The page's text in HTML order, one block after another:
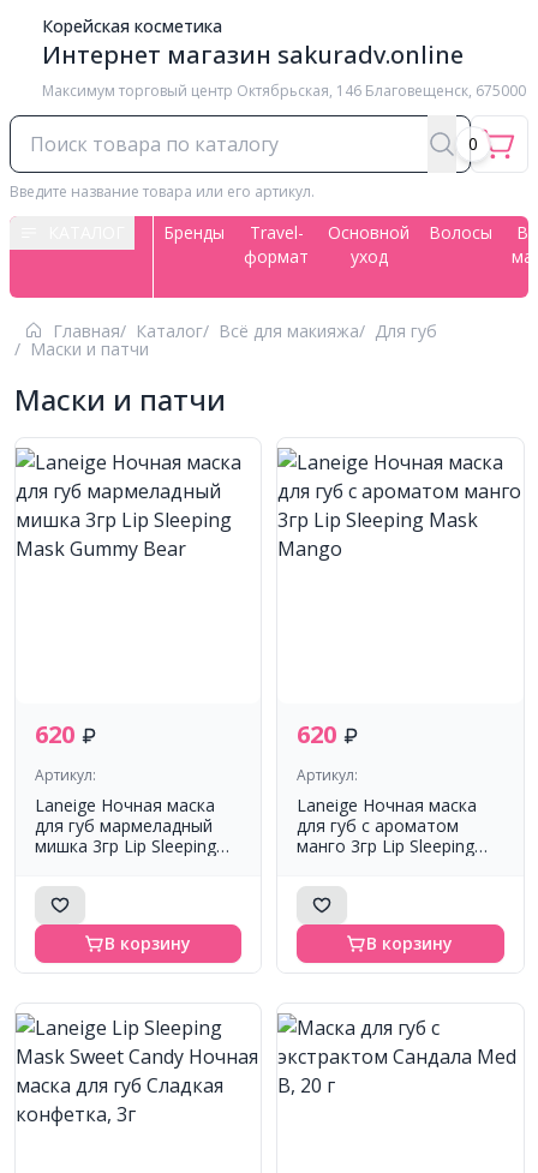
Корейская косметика
Интернет магазин sakuradv.online
Максимум торговый центр ​Октябрьская, 146 Благовещенск, 675000
Введите название товара или его артикул.
0
Бренды
Travel-
формат
Основной
уход
Волосы
Главная Каталог Всё для макияжа Для губ
Маски и патчи
Маски и патчи
620
Артикул:
Laneige Ночная маска
для губ мармеладный
мишка 3гр Lip Sleeping
В корзину
620
Артикул:
Laneige Ночная маска
для губ с ароматом
манго 3гр Lip Sleeping
В корзину